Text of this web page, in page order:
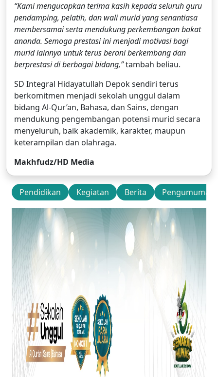
“Kami mengucapkan terima kasih kepada seluruh guru
pendamping, pelatih, dan wali murid yang senantiasa
membersamai serta mendukung perkembangan bakat
ananda. Semoga prestasi ini menjadi motivasi bagi
murid lainnya untuk terus berani berkembang dan
berprestasi di berbagai bidang,”tambah beliau.
SD Integral Hidayatullah Depok sendiri terus
berkomitmen menjadi sekolah unggul dalam
bidang Al-Qur’an, Bahasa, dan Sains, dengan
mendukung pengembangan potensi murid secara
menyeluruh, baik akademik, karakter, maupun
keterampilan dan olahraga.
Makhfudz/HD Media
Pendidikan Kegiatan Berita Pengumuman